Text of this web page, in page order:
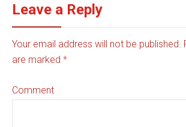
Leave a Reply
Your email address will not be published.
are marked *
Comment